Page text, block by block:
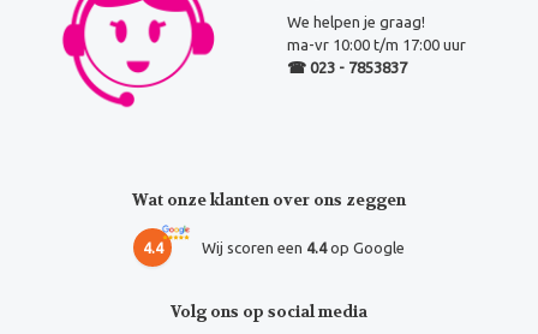
We helpen je graag!
ma-vr 10:00 t/m 17:00 uur
☎ 023 - 7853837
Wat onze klanten over ons zeggen
4.4 Wij scoren een 4.4op Google
Volg ons op social media